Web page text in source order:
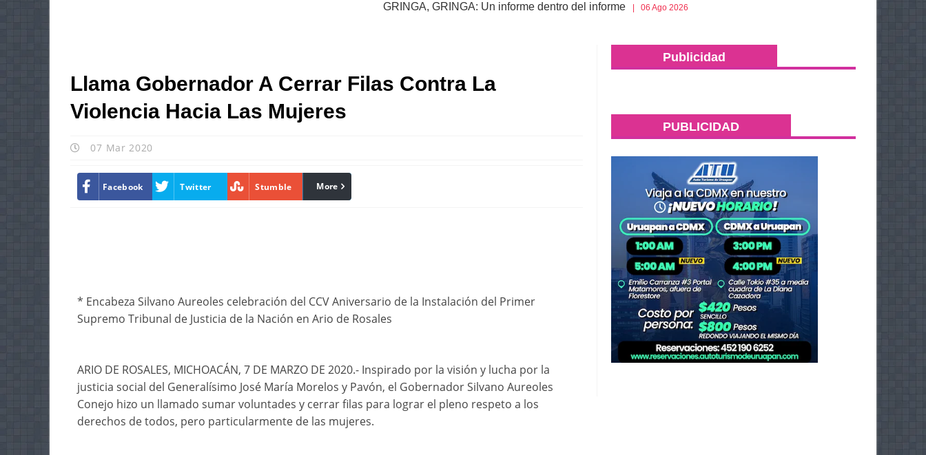
GRINGA, GRINGA: Un informe dentro del informe | 06 Ago 2026 Cobaem ofrece bachillerato sabatino para mayores
Llama Gobernador A Cerrar Filas Contra La
Violencia Hacia Las Mujeres
07 Mar 2020
Facebook Twitter Stumble linkedin
More
* Encabeza Silvano Aureoles celebración del CCV Aniversario de la Instalación del Primer
Supremo Tribunal de Justicia de la Nación en Ario de Rosales
ARIO DE ROSALES, MICHOACÁN, 7 DE MARZO DE 2020.- Inspirado por la visión y lucha por la
justicia social del Generalísimo José María Morelos y Pavón, el Gobernador Silvano Aureoles
Conejo hizo un llamado sumar voluntades y cerrar filas para lograr el pleno respeto a los
derechos de todos, pero particularmente de las mujeres.
Publicidad
PUBLICIDAD